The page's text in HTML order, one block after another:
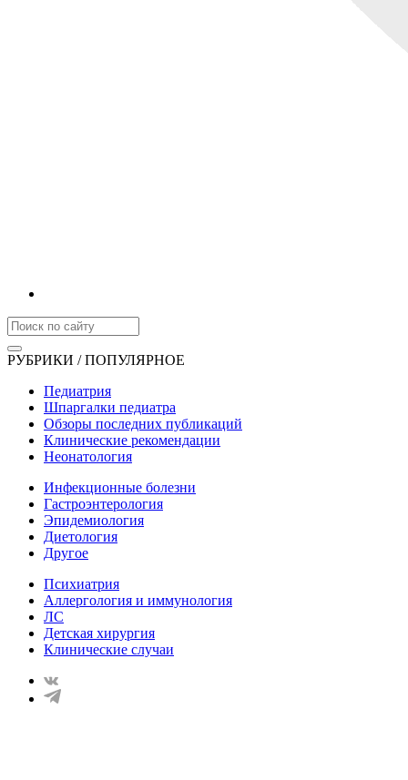
РУБРИКИ / ПОПУЛЯРНОЕ
Педиатрия
Шпаргалки педиатра
Обзоры последних публикаций
Клинические рекомендации
Неонатология
Инфекционные болезни
Гастроэнтерология
Эпидемиология
Диетология
Другое
Психиатрия
Аллергология и иммунология
ЛС
Детская хирургия
Клинические случаи